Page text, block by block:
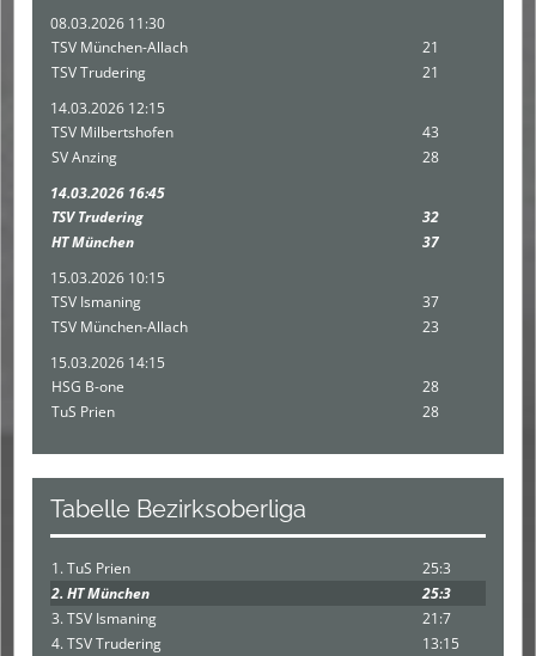
08.03.2026 11:30
TSV München-Allach
21
TSV Trudering
21
14.03.2026 12:15
TSV Milbertshofen
43
SV Anzing
28
14.03.2026 16:45
TSV Trudering
32
HT München
37
15.03.2026 10:15
TSV Ismaning
37
TSV München-Allach
23
15.03.2026 14:15
HSG B-one
28
TuS Prien
28
Tabelle Bezirksoberliga
1. TuS Prien
25:3
2. HT München
25:3
3. TSV Ismaning
21:7
4. TSV Trudering
13:15